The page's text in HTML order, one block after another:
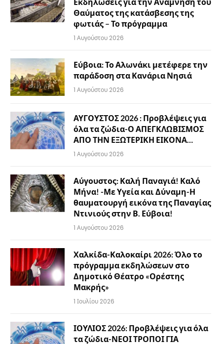
Θαύματος της κατάσβεσης της
φωτιάς – Το πρόγραμμα
1 Αυγούστου 2026
Εύβοια: Το Αλωνάκι μετέφερε την
παράδοση στα Κανάρια Νησιά
1 Αυγούστου 2026
ΑΥΓΟΥΣΤΟΣ 2026 : Προβλέψεις για
όλα τα ζώδια-Ο ΑΠΕΓΚΛΩΒΙΣΜΟΣ
ΑΠΟ ΤΗΝ ΕΞΩΤΕΡΙΚΗ ΕΙΚΟΝΑ…
1 Αυγούστου 2026
Αύγουστος: Καλή Παναγιά! Καλό
Μήνα! -Με Υγεία και Δύναμη-Η
θαυματουργή εικόνα της Παναγίας
Ντινιούς στην Β. Εύβοια!
1 Αυγούστου 2026
Χαλκίδα-Καλοκαίρι 2026: Όλο το
πρόγραμμα εκδηλώσεων στο
Δημοτικό Θέατρο «Ορέστης
Μακρής»
1 Ιουλίου 2026
ΙΟΥΛΙΟΣ 2026: Προβλέψεις για όλα
τα ζώδια-ΝΕΟΙ ΤΡΟΠΟΙ ΓΙΑ